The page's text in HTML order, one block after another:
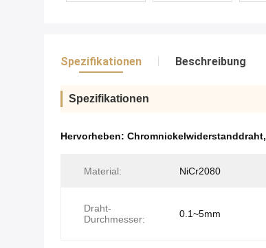
Spezifikationen Beschreibung
Spezifikationen
Hervorheben: Chromnickelwiderstanddraht,
Material: NiCr2080
Draht-
Durchmesser:
0.1~5mm